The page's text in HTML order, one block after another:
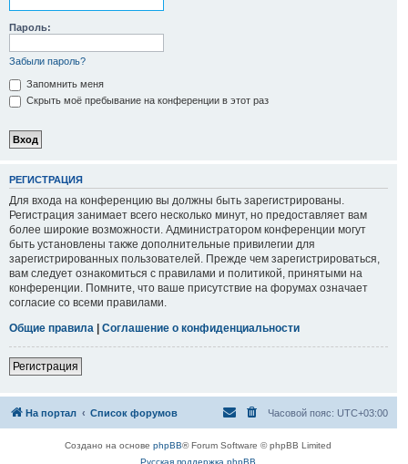
Пароль:
Забыли пароль?
Запомнить меня
Скрыть моё пребывание на конференции в этот раз
РЕГИСТРАЦИЯ
Для входа на конференцию вы должны быть зарегистрированы.
Регистрация занимает всего несколько минут, но предоставляет вам
более широкие возможности. Администратором конференции могут
быть установлены также дополнительные привилегии для
зарегистрированных пользователей. Прежде чем зарегистрироваться,
вам следует ознакомиться с правилами и политикой, принятыми на
конференции. Помните, что ваше присутствие на форумах означает
согласие со всеми правилами.
Общие правила
Соглашение о конфиденциальности
Регистрация
На портал Список форумов Часовой пояс: UTC+03:00
Создано на основеphpBB® Forum Software © phpBB Limited
Русская поддержка phpBB